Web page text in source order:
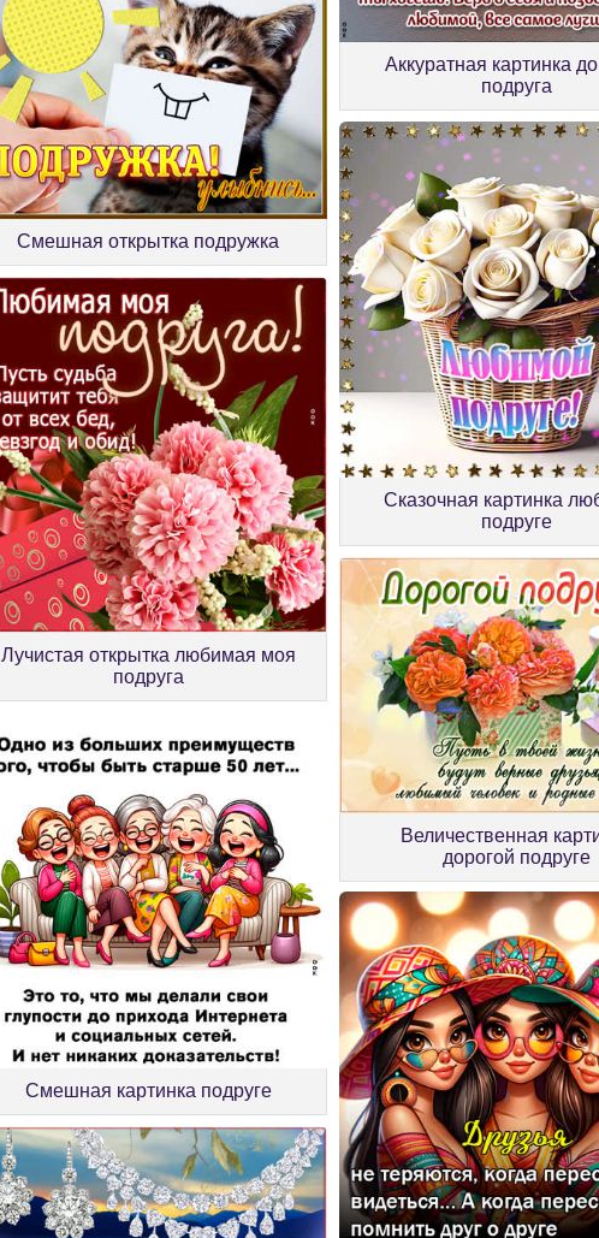
Аккуратная картинка
подруга
Смешная открытка подружка
Сказочная картинка
подруге
Лучистая открытка любимая моя
подруга
Величественная
дорогой подруге
Смешная картинка подруге